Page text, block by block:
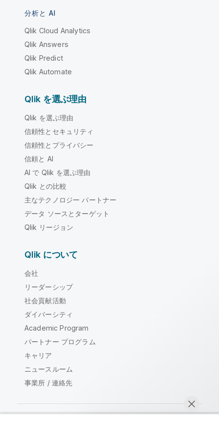
分析と AI
Qlik Cloud Analytics
Qlik Answers
Qlik Predict
Qlik Automate
Qlik を選ぶ理由
Qlik を選ぶ理由
信頼性とセキュリティ
信頼性とプライバシー
信頼と AI
AI で Qlik を選ぶ理由
Qlik との比較
主なテクノロジー パートナー
データ ソースとターゲット
Qlik リージョン
Qlik について
会社
リーダーシップ
社会貢献活動
ダイバーシティ
Academic Program
パートナー プログラム
キャリア
ニュースルーム
事業所 / 連絡先